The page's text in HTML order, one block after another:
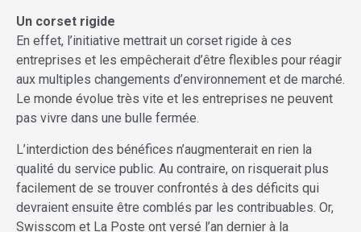
Un corset rigide
En effet, l’initiative mettrait un corset rigide à ces
entreprises et les empêcherait d’être flexibles pour réagir
aux multiples changements d’environnement et de marché.
Le monde évolue très vite et les entreprises ne peuvent
pas vivre dans une bulle fermée.
L’interdiction des bénéfices n’augmenterait en rien la
qualité du service public. Au contraire, on risquerait plus
facilement de se trouver confrontés à des déficits qui
devraient ensuite être comblés par les contribuables. Or,
Swisscom et La Poste ont versé l’an dernier à la